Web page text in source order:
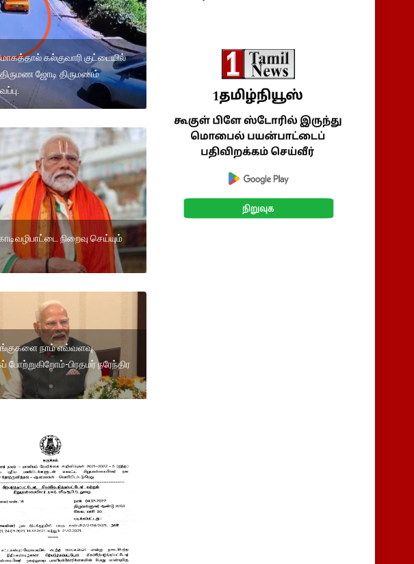
கல்குவாரி குட்டையில்
திருமண ஜோடி திருமணம்
நிறைவு செய்யும்
நாம் எவ்வளவு
போற்றுகிறோம்-பிரதமர் நரேந்திர